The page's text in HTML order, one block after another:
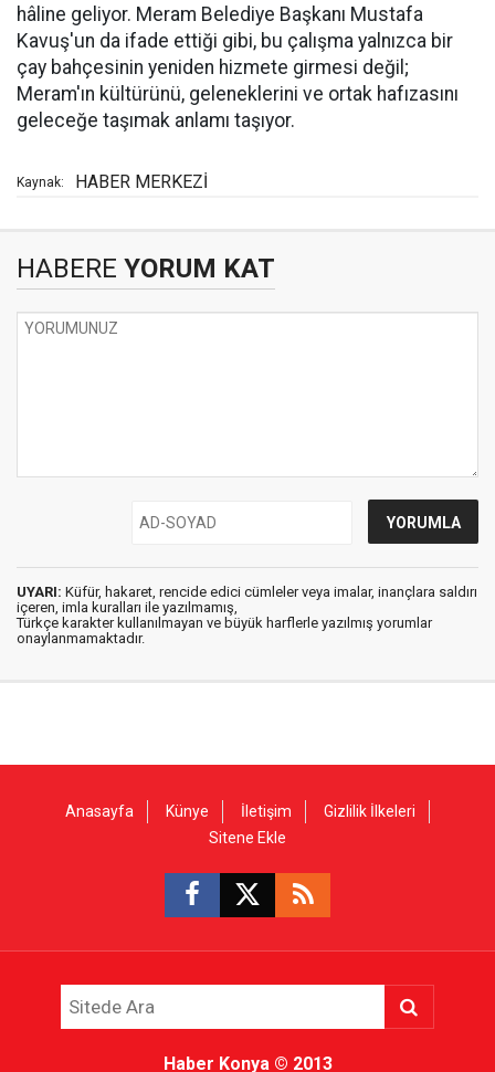
hâline geliyor. Meram Belediye Başkanı Mustafa
Kavuş'un da ifade ettiği gibi, bu çalışma yalnızca bir
çay bahçesinin yeniden hizmete girmesi değil;
Meram'ın kültürünü, geleneklerini ve ortak hafızasını
geleceğe taşımak anlamı taşıyor.
Kaynak: HABER MERKEZİ
HABERE YORUM KAT
UYARI: Küfür, hakaret, rencide edici cümleler veya imalar, inançlara saldırı
içeren, imla kuralları ile yazılmamış,
Türkçe karakter kullanılmayan ve büyük harflerle yazılmış yorumlar
onaylanmamaktadır.
Anasayfa Künye İletişim
Gizlilik İlkeleri
Sitene Ekle
Haber Konya© 2013